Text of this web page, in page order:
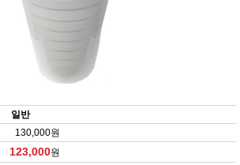
일반
130,000원
123,000원